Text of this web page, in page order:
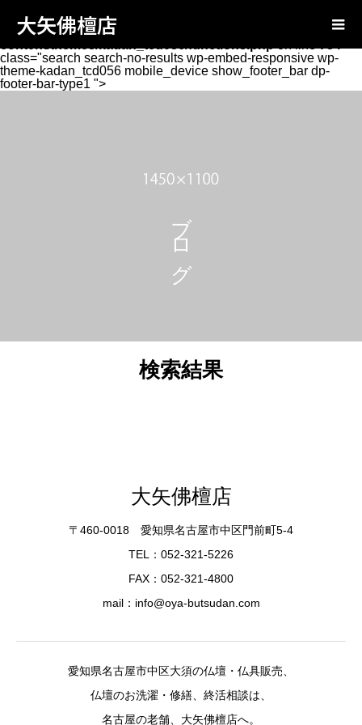
on null in /home/oyabutsudan/oya-
butsudan.com/public_html/wp-
class="search search-no-results wp-embed-responsive wp-
theme-kadan_tcd056 mobile_device show_footer_bar dp-
footer-bar-type1 ">
大矢佛檀店
ブログ
検索結果
大矢佛檀店
〒460-0018 愛知県名古屋市中区門前町5-4
TEL：052-321-5226
FAX：052-321-4800
mail：info@oya-butsudan.com
愛知県名古屋市中区大須の仏壇・仏具販売、
仏壇のお洗濯・修繕、終活相談は、
名古屋の老舗、大矢佛檀店へ。